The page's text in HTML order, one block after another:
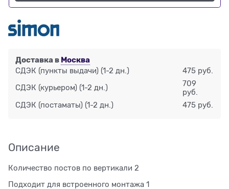
Доставка в Москва
СДЭК (пункты выдачи) (1-2 дн.) 475 руб.
СДЭК (курьером) (1-2 дн.)
709
руб.
СДЭК (постаматы) (1-2 дн.) 475 руб.
Описание
Количество постов по вертикали 2
Подходит для встроенного монтажа 1